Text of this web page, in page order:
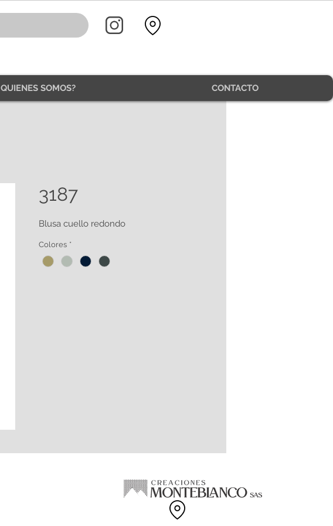
QUIENES SOMOS? CONTACTO
3187
Blusa cuello redondo
Colores *